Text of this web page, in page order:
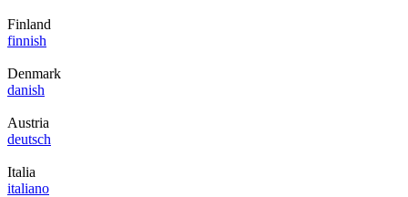
Finland
finnish
Denmark
danish
Austria
deutsch
Italia
italiano